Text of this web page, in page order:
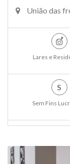
União das
Lares e
S
Sem Fins